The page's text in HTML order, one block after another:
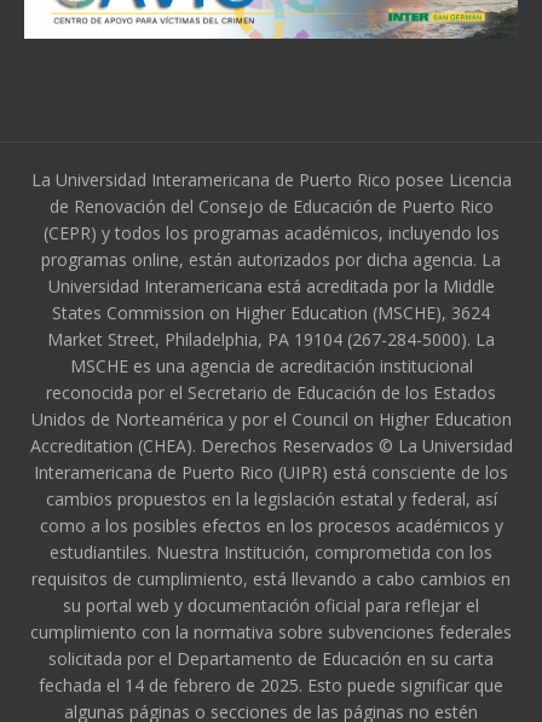
La Universidad Interamericana de Puerto Rico posee Licencia
de Renovación del Consejo de Educación de Puerto Rico
(CEPR) y todos los programas académicos, incluyendo los
programas online, están autorizados por dicha agencia. La
Universidad Interamericana está acreditada por la Middle
States Commission on Higher Education (MSCHE), 3624
Market Street, Philadelphia, PA 19104 (267-284-5000). La
MSCHE es una agencia de acreditación institucional
reconocida por el Secretario de Educación de los Estados
Unidos de Norteamérica y por el Council on Higher Education
Accreditation (CHEA). Derechos Reservados © La Universidad
Interamericana de Puerto Rico (UIPR) está consciente de los
cambios propuestos en la legislación estatal y federal, así
como a los posibles efectos en los procesos académicos y
estudiantiles. Nuestra Institución, comprometida con los
requisitos de cumplimiento, está llevando a cabo cambios en
su portal web y documentación oficial para reflejar el
cumplimiento con la normativa sobre subvenciones federales
solicitada por el Departamento de Educación en su carta
fechada el 14 de febrero de 2025. Esto puede significar que
algunas páginas o secciones de las páginas no estén